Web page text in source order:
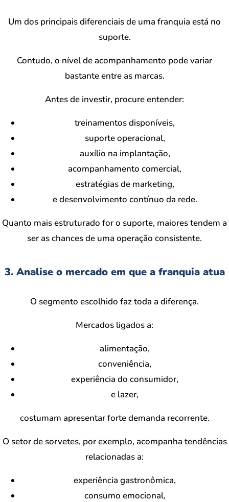
Um dos principais diferenciais de uma franquia está no
suporte.
Contudo, o nível de acompanhamento pode variar
bastante entre as marcas.
Antes de investir, procure entender:
treinamentos disponíveis,
suporte operacional,
auxílio na implantação,
acompanhamento comercial,
estratégias de marketing,
e desenvolvimento contínuo da rede.
Quanto mais estruturado for o suporte, maiores tendem a
ser as chances de uma operação consistente.
3. Analise o mercado em que a franquia atua
O segmento escolhido faz toda a diferença.
Mercados ligados a:
alimentação,
conveniência,
experiência do consumidor,
e lazer,
costumam apresentar forte demanda recorrente.
O setor de sorvetes, por exemplo, acompanha tendências
relacionadas a:
experiência gastronômica,
consumo emocional,